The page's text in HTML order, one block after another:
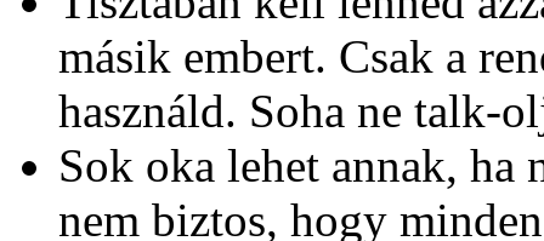
másik embert. Csak a
használd. Soha ne talk-
Sok oka lehet annak, ha
nem biztos, hogy